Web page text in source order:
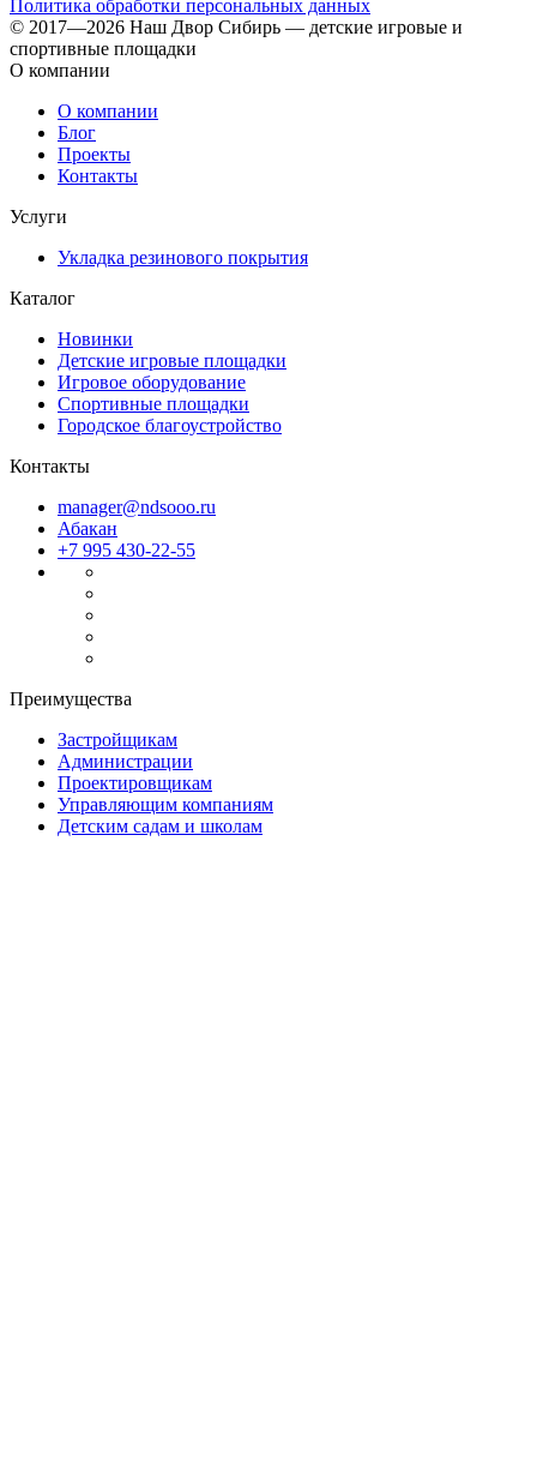
Политика обработки персональных данных
© 2017—2026 Наш Двор Сибирь — детские игровые и
спортивные площадки
О компании
О компании
Блог
Проекты
Контакты
Услуги
Укладка резинового покрытия
Каталог
Новинки
Детские игровые площадки
Игровое оборудование
Спортивные площадки
Городское благоустройство
Контакты
manager@ndsooo.ru
Абакан
+7 995 430-22-55
Преимущества
Застройщикам
Администрации
Проектировщикам
Управляющим компаниям
Детским садам и школам